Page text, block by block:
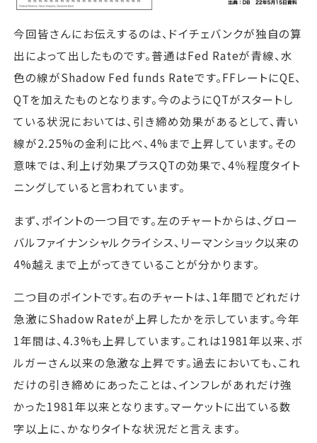
今回皆さんにお伝えするのは、ドイチェバンクが独自の算
出によって出したものです。普通はFed Rateが青線、水
色の線がShadow Fed funds Rateです。FFレートにQE、
QTを加えたものとなります。今のようにQTがスタートし
ている状況においては、引き締め効果があるとして、青い
線が2.25%の金利に比べ、4%まで上昇しています。その
意味では、利上げ効果プラスQTの効果で、4％程度タイト
ニングしていると言われています。
まず、ポイントの一つ目です。左のチャートからは、グロー
バルファイナンシャルクライシス、リーマンショック以来の
4%越えまで上がってきていることが分かります。
二つ目のポイントです。右のチャートは、1年間でどれだけ
急激にShadow Rateが上昇したかを示しています。今年
1年間は、4.3%も上昇しています。これは1981年以来、ボ
ルガーさん以来の急激な上昇です。過去においても、これ
だけの引き締めにあったことは、インフレがあれだけ強
かった1981年以来となります。マーケットに出ている数
字以上に、かなりタイトな状況だと言えます。